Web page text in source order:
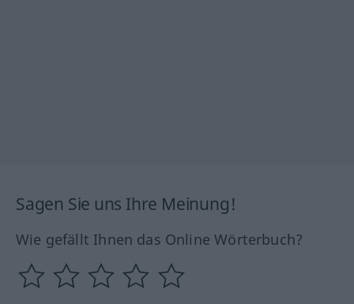
Sagen Sie uns Ihre Meinung!
Wie gefällt Ihnen das Online Wörterbuch?